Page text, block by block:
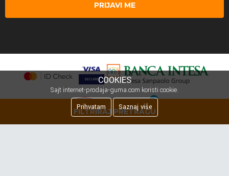
FILTRIRAJ PRETRAGU
PRIJAVI ME
COOKIES
Sajt internet-prodaja-guma.com koristi cookie.
Prihvatam
Saznaj više